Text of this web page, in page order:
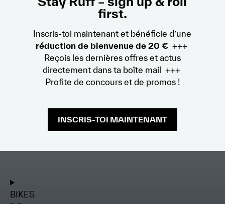
first.
Inscris-toi maintenant et bénéficie d’une
réduction de bienvenue de 20 €+++
Reçois les dernières offres et actus
directement dans ta boîte mail +++
Profite de concours et de promos !
INSCRIS-TOI MAINTENANT
BIKES